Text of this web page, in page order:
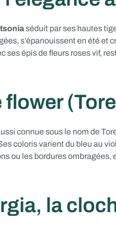
séduit par ses hautes
s’épanouissent en été et
ses épis de fleurs roses vif,
connue sous le nom de
coloris varient du bleu au
ou les bordures ombragées,
la